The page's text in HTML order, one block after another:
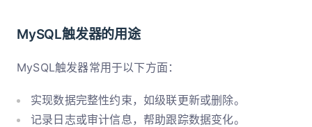
MySQL触发器的用途
MySQL触发器常用于以下方面：
实现数据完整性约束，如级联更新或删除。
记录日志或审计信息，帮助跟踪数据变化。